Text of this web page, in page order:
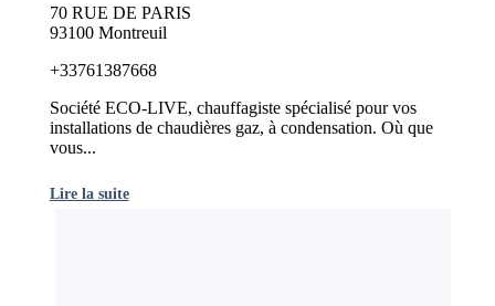
70 RUE DE PARIS
93100 Montreuil
+33761387668
Société ECO-LIVE, chauffagiste spécialisé pour vos
installations de chaudières gaz, à condensation. Où que
vous...
Lire la suite